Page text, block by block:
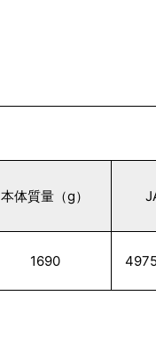
本体質量（g）
1690